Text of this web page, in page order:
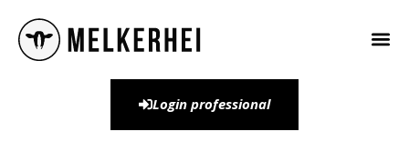
Login professional